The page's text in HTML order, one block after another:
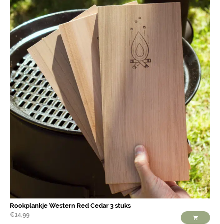
Rookplankje Western Red Cedar 3 stuks
€14,99